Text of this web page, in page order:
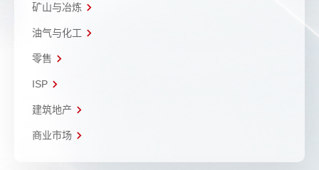
矿山与冶炼
油气与化工
零售
ISP
建筑地产
商业市场